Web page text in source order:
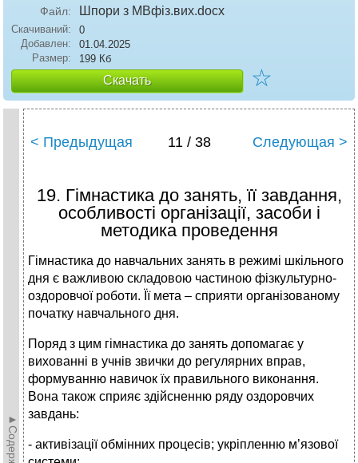
Файл: Шпори з МВфіз.вих.docx
Скачиваний:
0
Добавлен:
01.04.2025
Размер:
199 Кб
Скачать ☆
< Предыдущая 11 / 38 Следующая >
19. Гімнастика до занять, її завдання,
особливості організації, засоби і
методика проведення
Гімнастика до навчальних занять в режимі шкільного
дня є важливою складовою частиною фізкультурно-
оздоровчої роботи. Її мета – сприяти організованому
початку навчального дня.
Поряд з цим гімнастика до занять допомагає у
вихованні в учнів звички до регулярних вправ,
формуванню навичок їх правильного виконання.
Вона також сприяє здійсненню ряду оздоровчих
завдань:
- активізації обмінних процесів; укріпленню м’язової